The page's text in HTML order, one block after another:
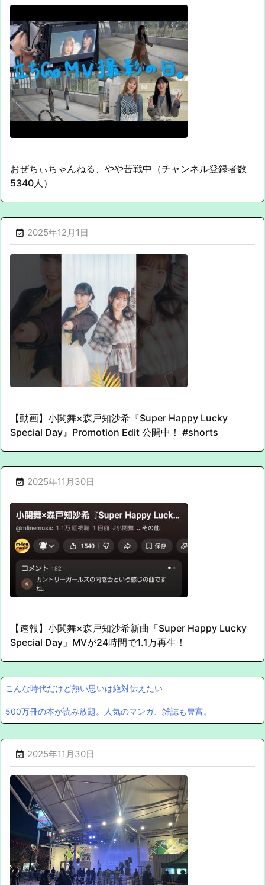
おぜちぃちゃんねる、やや苦戦中（チャンネル登録者数
5340人）
 2025年12月1日
【動画】小関舞×森戸知沙希『Super Happy Lucky
Special Day』Promotion Edit 公開中！ #shorts
 2025年11月30日
【速報】小関舞×森戸知沙希新曲「Super Happy Lucky
Special Day」MVが24時間で1.1万再生！
こんな時代だけど熱い思いは絶対伝えたい
500万冊の本が読み放題。人気のマンガ、雑誌も豊富。
 2025年11月30日